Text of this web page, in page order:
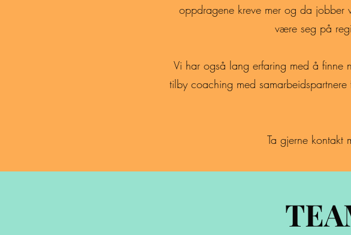
oppdragene kreve mer og da jobber
være seg på
Vi har også lang erfaring med å finne
tilby coaching med
Ta gjerne kontakt